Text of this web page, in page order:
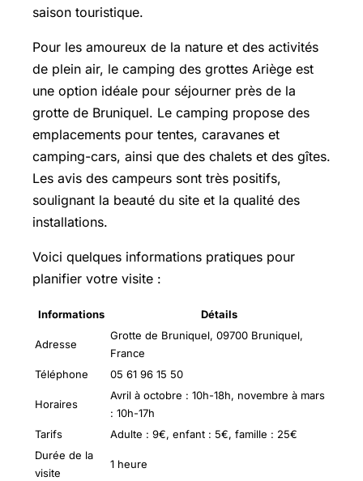
saison touristique.
Pour les amoureux de la nature et des activités
de plein air, le camping des grottes Ariège est
une option idéale pour séjourner près de la
grotte de Bruniquel. Le camping propose des
emplacements pour tentes, caravanes et
camping-cars, ainsi que des chalets et des gîtes.
Les avis des campeurs sont très positifs,
soulignant la beauté du site et la qualité des
installations.
Voici quelques informations pratiques pour
planifier votre visite :
Informations Détails
Adresse
Grotte de Bruniquel, 09700 Bruniquel,
France
Téléphone
05 61 96 15 50
Horaires
Avril à octobre : 10h-18h, novembre à mars
: 10h-17h
Tarifs
Adulte : 9€, enfant : 5€, famille : 25€
Durée de la
visite
1 heure